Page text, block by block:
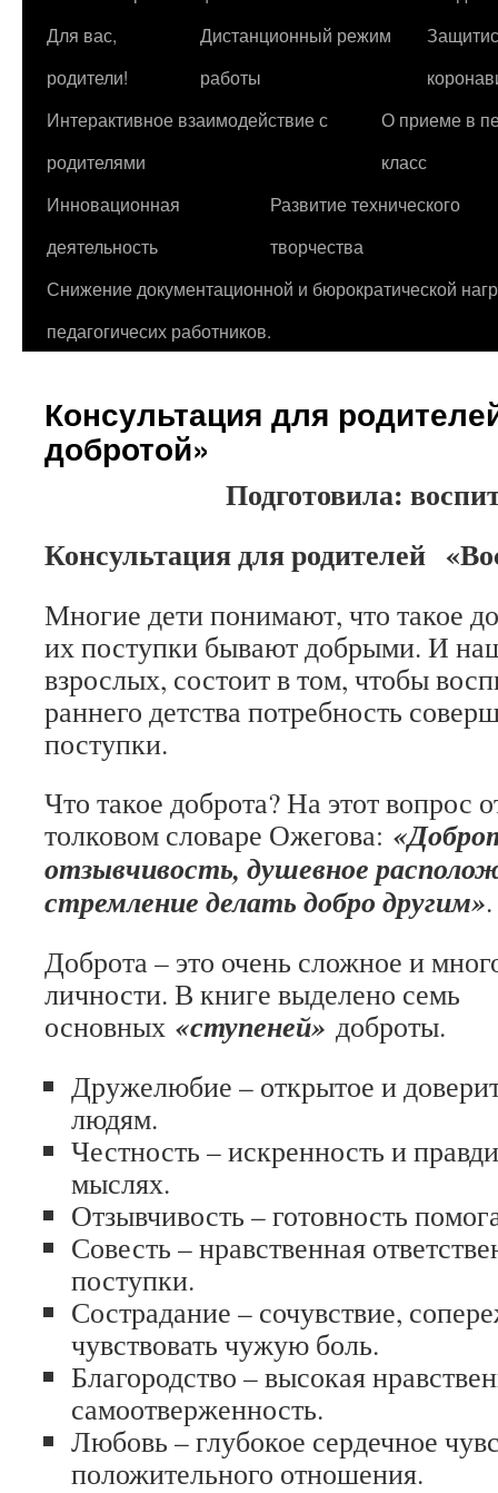
содержимому
Для вас,
родители!
Дистанционный режим
работы
Интерактивное взаимодействие с
родителями
О приеме в
класс
Инновационная
деятельность
Развитие технического
творчества
Снижение документационной и бюрократической
педагогичесих работников.
Консультация для
добротой»
Подготовила:
Консультация для родителей
Многие дети понимают, что такое
их поступки бывают добрыми. И
взрослых, состоит в том, чтобы
раннего детства потребность
поступки.
Что такое доброта? На этот вопрос
толковом словаре Ожегова:
отзывчивость, душевное
стремление делать добро другим».
Доброта – это очень сложное и
личности. В книге выделено семь
основных «ступеней» доброты.
Дружелюбие – открытое и
людям.
Честность – искренность и
мыслях.
Отзывчивость – готовность
Совесть – нравственная
поступки.
Сострадание – сочувствие,
чувствовать чужую боль.
Благородство – высокая
самоотверженность.
Любовь – глубокое сердечное
положительного отношения.